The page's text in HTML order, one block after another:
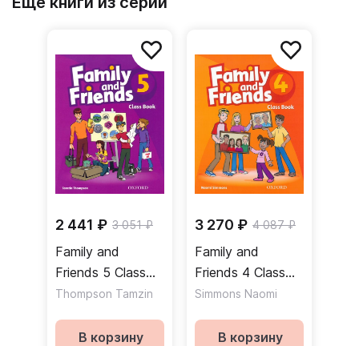
2 441 ₽ 3 051 ₽
Family and
Friends 5 Class
Book Учебник
Thompson Tamzin
В корзину
3 270 ₽ 4 087 ₽
Family and
Friends 4 Class
Book Учебник
Simmons Naomi
В корзину